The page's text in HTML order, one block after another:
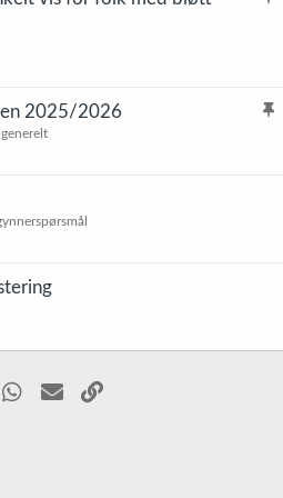
pH
Utslipp av humussyrer
kraftig
i en bekk ved Vinje ofte er teknisk
i en flaske med vanlig springvann,
7-8 av vannverkene.
rK
2025/2026
WhatsApp
E-post